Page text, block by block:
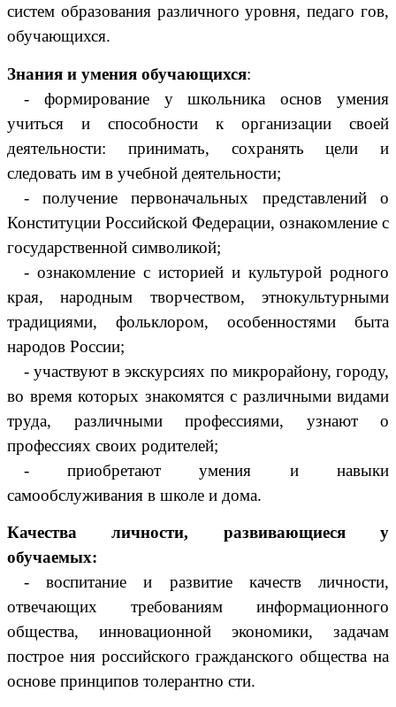
систем образования различного уровня, педаго гов,
обучающихся.
Знания и умения обучающихся:
- формирование у школьника основ умения
учиться и способности к организации своей
деятельности: принимать, сохранять цели и
следовать им в учебной деятельности;
- получение первоначальных представлений о
Конституции Российской Федерации, ознакомление с
государственной символикой;
- ознакомление с историей и культурой родного
края, народным творчеством, этнокультурными
традициями, фольклором, особенностями быта
народов России;
- участвуют в экскурсиях по микрорайону, городу,
во время которых знакомятся с различными видами
труда, различными профессиями, узнают о
профессиях своих родителей;
- приобретают умения и навыки
самообслуживания в школе и дома.
Качества личности, развивающиеся у
обучаемых:
- воспитание и развитие качеств личности,
отвечающих требованиям информационного
общества, инновационной экономики, задачам
построе ния российского гражданского общества на
основе принципов толерантно сти.